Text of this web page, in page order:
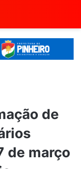
de
de março